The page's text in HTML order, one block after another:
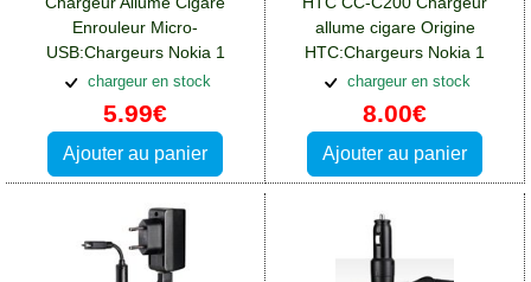
Enrouleur Micro-
USB:Chargeurs Nokia 1
chargeur en stock
5.99€
Ajouter au panier
allume cigare Origine
HTC:Chargeurs Nokia 1
chargeur en stock
8.00€
Ajouter au panier